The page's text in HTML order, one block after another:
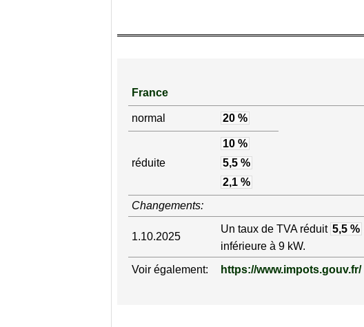
France
normal 20 %
réduite
10 %
5,5 %
2,1 %
Changements:
1.10.2025
Un taux de TVA réduit 5,5 %
inférieure à 9 kW.
Voir également:
https://www.impots.gouv.fr/